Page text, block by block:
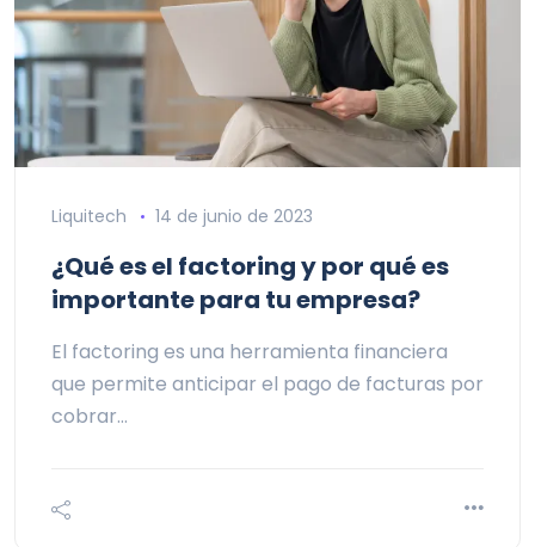
Liquitech 14 de junio de 2023
¿Qué es el factoring y por qué es
importante para tu empresa?
El factoring es una herramienta financiera
que permite anticipar el pago de facturas por
cobrar…